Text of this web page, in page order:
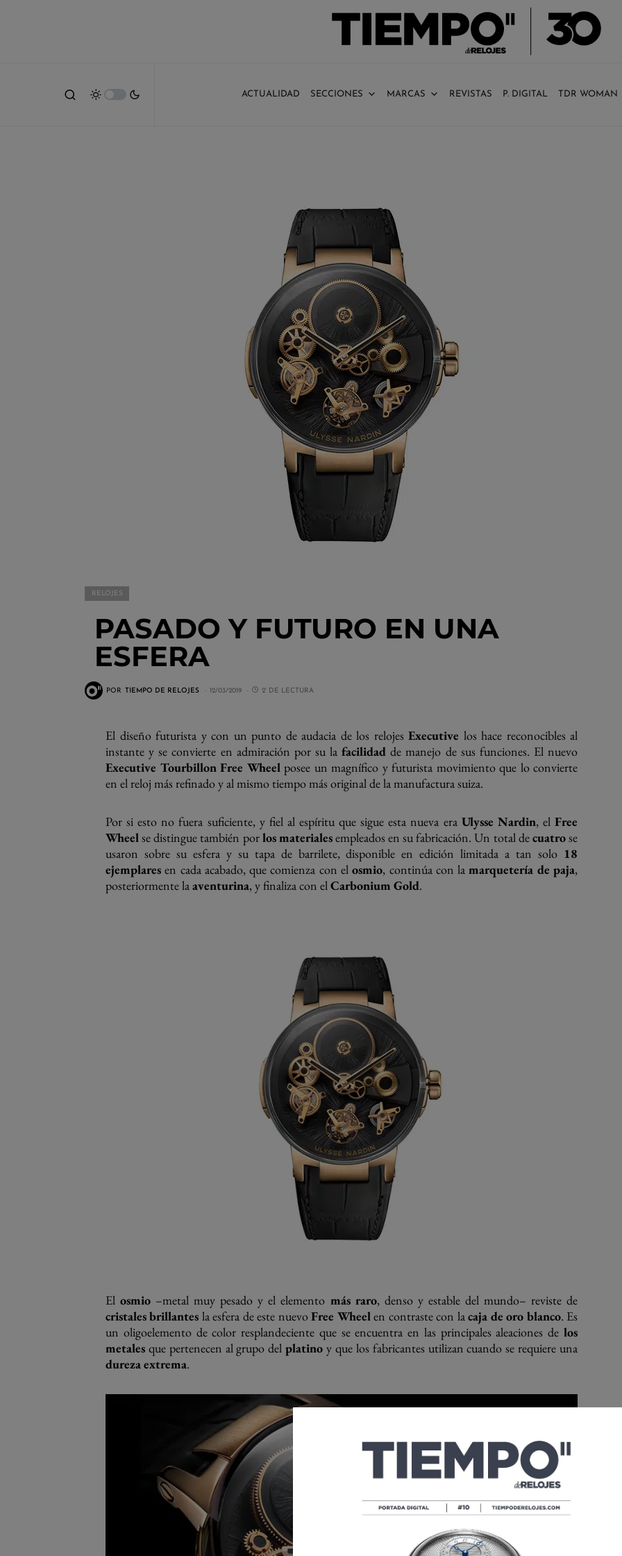
ACTUALIDAD SECCIONES MARCAS REVISTAS P. DIGITAL TDR WOMAN
RELOJES
PASADO Y FUTURO EN UNA
ESFERA
POR TIEMPO DE RELOJES 12/03/2019 2' DE LECTURA
El diseño futurista y con un punto de audacia de los relojes Executive los hace reconocibles al
instante y se convierte en admiración por su lafacilidadde manejo de sus funciones. El nuevo
Executive Tourbillon Free Wheel posee un magnífico y futurista movimiento que lo convierte
en el reloj más refinado y al mismo tiempo más original de la manufactura suiza.
Por si esto no fuera suficiente, y fiel al espíritu que sigue esta nueva era Ulysse Nardin, elFree
Wheelse distingue también porlos materialesempleados en su fabricación. Un total decuatrose
usaron sobre su esfera y su tapa de barrilete, disponible en edición limitada a tan solo 18
ejemplares en cada acabado, que comienza con elosmio, continúa con lamarquetería de paja,
posteriormente laaventurina, y finaliza con elCarbonium Gold.
Elosmio –metal muy pesado y el elemento más raro, denso y estable del mundo– reviste de
cristales brillantes la esfera de este nuevoFree Wheelen contraste con lacaja de oro blanco. Es
un oligoelemento de color resplandeciente que se encuentra en las principales aleaciones de los
metales que pertenecen al grupo delplatino y que los fabricantes utilizan cuando se requiere una
dureza extrema.